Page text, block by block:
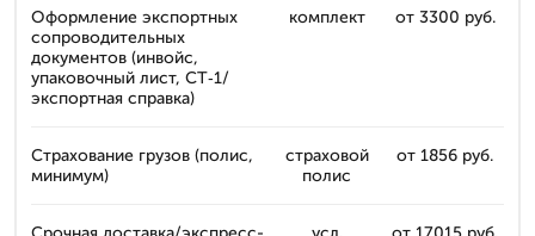
Оформление экспортных
сопроводительных
документов (инвойс,
упаковочный лист, СТ‑1/
экспортная справка)
комплект от 3300 руб.
Страхование грузов (полис,
минимум)
страховой
полис
от 1856 руб.